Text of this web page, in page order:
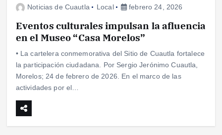
Noticias de Cuautla Local febrero 24, 2026
Eventos culturales impulsan la afluencia
en el Museo “Casa Morelos”
• La cartelera conmemorativa del Sitio de Cuautla fortalece
la participación ciudadana. Por Sergio Jerónimo Cuautla,
Morelos; 24 de febrero de 2026. En el marco de las
actividades por el…